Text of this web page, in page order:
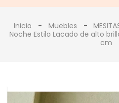
Inicio Muebles
Noche Estilo Lacado de alto
cm